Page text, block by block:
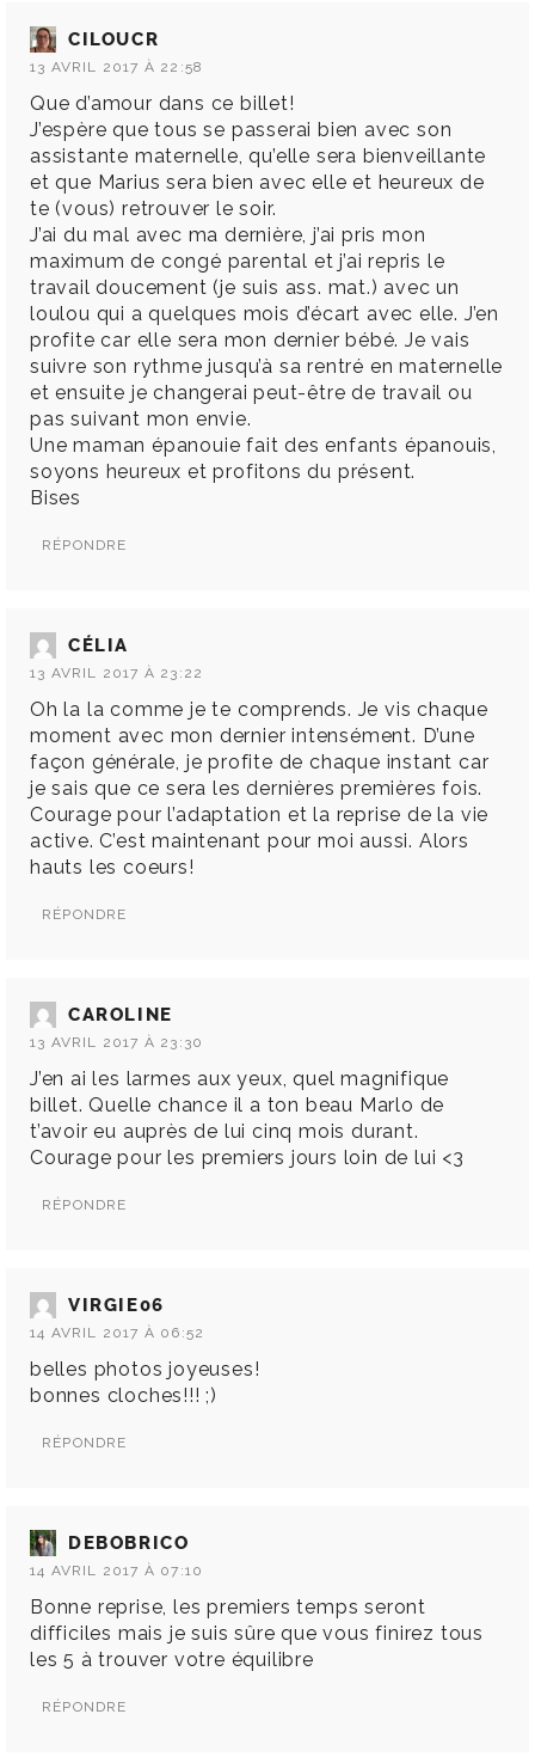
CILOUCR
13 AVRIL 2017 À 22:58
Que d’amour dans ce billet!
J’espère que tous se passerai bien avec son
assistante maternelle, qu’elle sera bienveillante
et que Marius sera bien avec elle et heureux de
te (vous) retrouver le soir.
J’ai du mal avec ma dernière, j’ai pris mon
maximum de congé parental et j’ai repris le
travail doucement (je suis ass. mat.) avec un
loulou qui a quelques mois d’écart avec elle. J’en
profite car elle sera mon dernier bébé. Je vais
suivre son rythme jusqu’à sa rentré en maternelle
et ensuite je changerai peut-être de travail ou
pas suivant mon envie.
Une maman épanouie fait des enfants épanouis,
soyons heureux et profitons du présent.
Bises
RÉPONDRE
CÉLIA
13 AVRIL 2017 À 23:22
Oh la la comme je te comprends. Je vis chaque
moment avec mon dernier intensément. D’une
façon générale, je profite de chaque instant car
je sais que ce sera les dernières premières fois.
Courage pour l’adaptation et la reprise de la vie
active. C’est maintenant pour moi aussi. Alors
hauts les coeurs!
RÉPONDRE
CAROLINE
13 AVRIL 2017 À 23:30
J’en ai les larmes aux yeux, quel magnifique
billet. Quelle chance il a ton beau Marlo de
t’avoir eu auprès de lui cinq mois durant.
Courage pour les premiers jours loin de lui <3
RÉPONDRE
VIRGIE06
14 AVRIL 2017 À 06:52
belles photos joyeuses!
bonnes cloches!!! ;)
RÉPONDRE
DEBOBRICO
14 AVRIL 2017 À 07:10
Bonne reprise, les premiers temps seront
difficiles mais je suis sûre que vous finirez tous
les 5 à trouver votre équilibre
RÉPONDRE